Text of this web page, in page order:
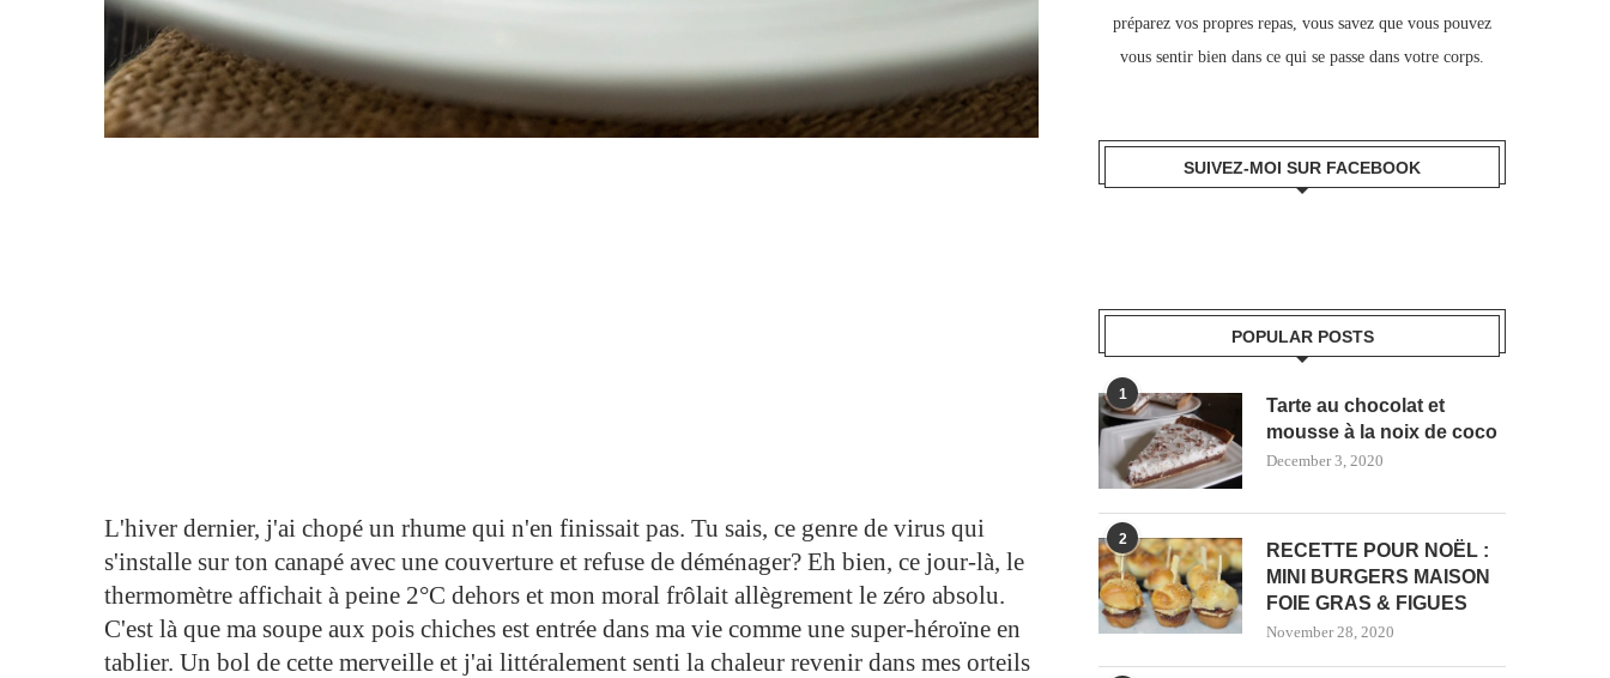
L'hiver dernier, j'ai chopé un rhume qui n'en finissait pas. Tu sais, ce genre de virus qui
s'installe sur ton canapé avec une couverture et refuse de déménager? Eh bien, ce jour-là, le
thermomètre affichait à peine 2°C dehors et mon moral frôlait allègrement le zéro absolu.
C'est là que ma soupe aux pois chiches est entrée dans ma vie comme une super-héroïne en
tablier. Un bol de cette merveille et j'ai littéralement senti la chaleur revenir dans mes orteils
préparez vos propres repas, vous savez que vous pouvez
vous sentir bien dans ce qui se passe dans votre corps.
SUIVEZ-MOI SUR FACEBOOK
POPULAR POSTS
1
Tarte au chocolat et
mousse à la noix de coco
December 3, 2020
2
RECETTE POUR NOËL :
MINI BURGERS MAISON
FOIE GRAS & FIGUES
November 28, 2020